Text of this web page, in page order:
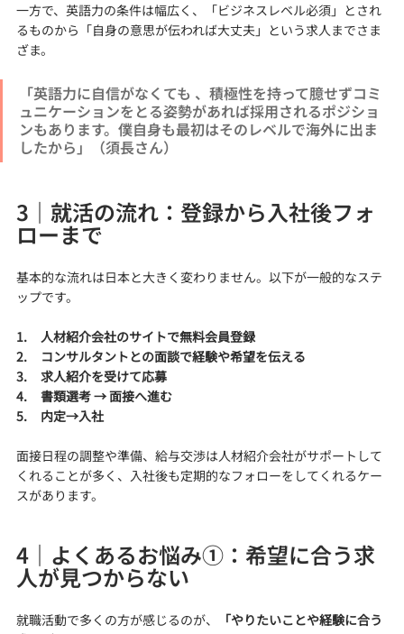
一方で、英語力の条件は幅広く、「ビジネスレベル必須」とされ
るものから「自身の意思が伝われば大丈夫」という求人までさま
ざま。
「英語力に自信がなくても 、積極性を持って臆せずコミ
ュニケーションをとる姿勢があれば採用されるポジショ
ンもあります。僕自身も最初はそのレベルで海外に出ま
したから」（須長さん）
3｜就活の流れ：登録から入社後フォ
ローまで
基本的な流れは日本と大きく変わりません。以下が一般的なステ
ップです。
1.     人材紹介会社のサイトで無料会員登録
2.     コンサルタントとの面談で経験や希望を伝える
3.     求人紹介を受けて応募
4.     書類選考 → 面接へ進む
5.     内定→入社
面接日程の調整や準備、給与交渉は人材紹介会社がサポートして
くれることが多く、入社後も定期的なフォローをしてくれるケー
スがあります。
4｜よくあるお悩み①：希望に合う求
人が見つからない
就職活動で多くの方が感じるのが、
「やりたいことや経験に合う